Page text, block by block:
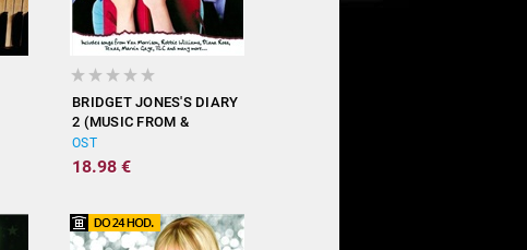
BRIDGET JONES'S DIARY
2 (MUSIC FROM &
INSPIRED BY THE
MOTION PICTURE)
OST
18.98 €